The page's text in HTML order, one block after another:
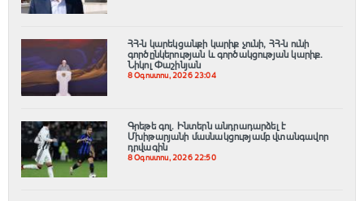
ՀՀ-ն կարեկցանքի կարիք չունի, ՀՀ-ն ունի
գործընկերության և գործակցության կարիք․
Նիկոլ Փաշինյան
8 Օգոստոս, 2026 23:04
Գրեթե գոլ. Ինտերն անդրադարձել է
Մխիթարյանի մասնակցությամբ վտանգավոր
դրվագին
8 Օգոստոս, 2026 22:50